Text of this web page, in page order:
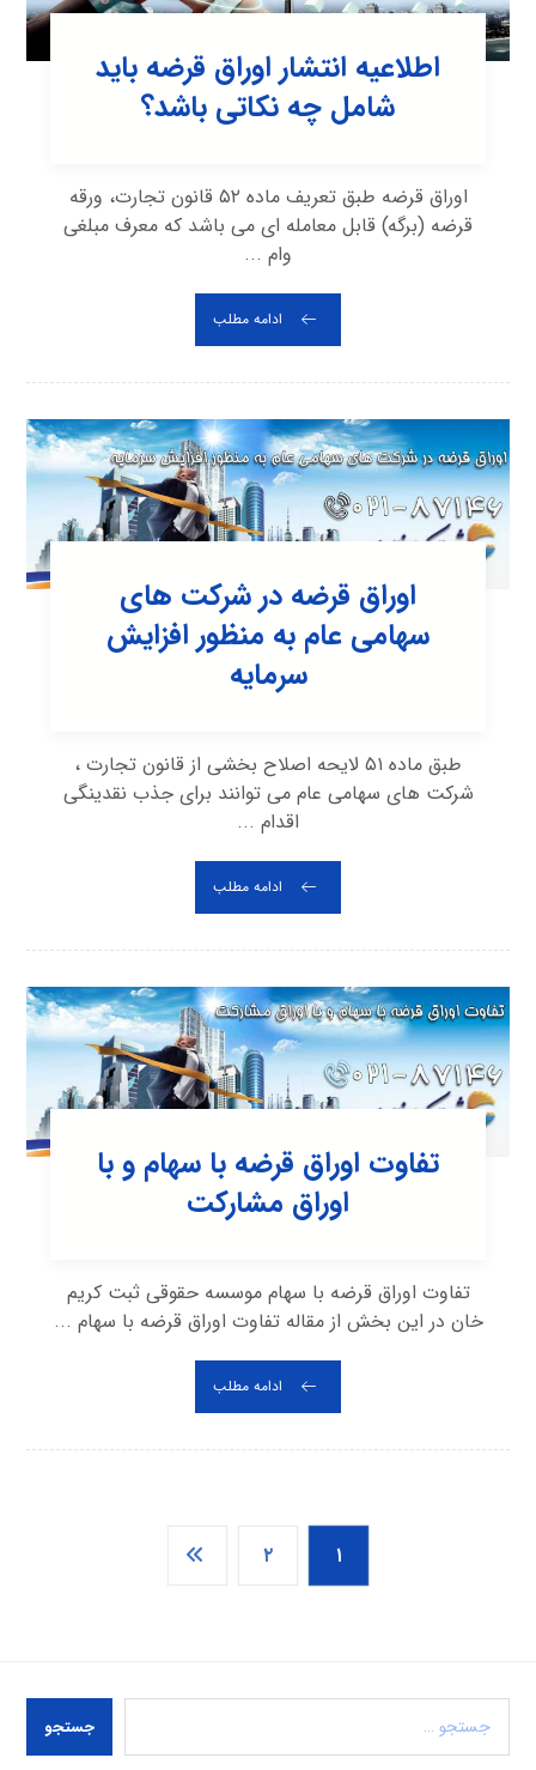
اطلاعیه انتشار اوراق قرضه باید
شامل چه نکاتی باشد؟
اوراق قرضه طبق تعریف ماده ۵۲ قانون تجارت، ورقه
قرضه (برگه) قابل معامله ای می باشد که معرف مبلغی
وام ...
ادامه مطلب
اوراق قرضه در شرکت های
سهامی عام به منظور افزایش
سرمایه
طبق ماده ۵۱ لایحه اصلاح بخشی از قانون تجارت ،
شرکت های سهامی عام می توانند برای جذب نقدینگی
اقدام ...
ادامه مطلب
تفاوت اوراق قرضه با سهام و با
اوراق مشارکت
تفاوت اوراق قرضه با سهام موسسه حقوقی ثبت کریم
خان در این بخش از مقاله تفاوت اوراق قرضه با سهام ...
ادامه مطلب
۱ ۲
جستجو